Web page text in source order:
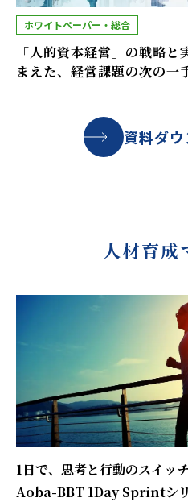
ホワイトペーパー・総合
「人的資本経営」の戦略
まえた、経営課題の次の一
資料ダ
人材育成
1日で、思考と行動のスイッ
Aoba-BBT 1Day Sprintシ